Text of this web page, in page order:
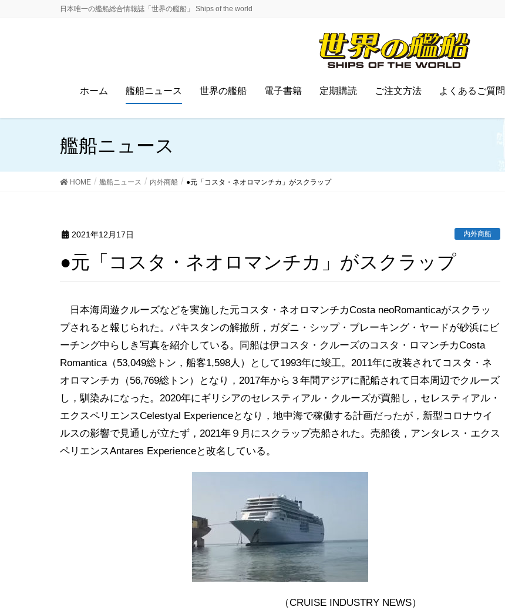
日本唯一の艦船総合情報誌「世界の艦船」 Ships of the world
ホーム 艦船ニュース 世界の艦船 電子書籍 定期購読 ご注文方法 よくあるご質問
艦船ニュース
HOME 艦船ニュース 内外商船 ●元「コスタ・ネオロマンチカ」がスクラップ
2021年12月17日 内外商船
●元「コスタ・ネオロマンチカ」がスクラップ
日本海周遊クルーズなどを実施した元コスタ・ネオロマンチカCosta neoRomanticaがスクラッ
プされると報じられた。パキスタンの解撤所，ガダニ・シップ・ブレーキング・ヤードが砂浜にビ
ーチング中らしき写真を紹介している。同船は伊コスタ・クルーズのコスタ・ロマンチカCosta
Romantica（53,049総トン，船客1,598人）として1993年に竣工。2011年に改装されてコスタ・ネ
オロマンチカ（56,769総トン）となり，2017年から３年間アジアに配船されて日本周辺でクルーズ
し，馴染みになった。2020年にギリシアのセレスティアル・クルーズが買船し，セレスティアル・
エクスペリエンスCelestyal Experienceとなり，地中海で稼働する計画だったが，新型コロナウイ
ルスの影響で見通しが立たず，2021年９月にスクラップ売船された。売船後，アンタレス・エクス
ペリエンスAntares Experienceと改名している。
（CRUISE INDUSTRY NEWS）